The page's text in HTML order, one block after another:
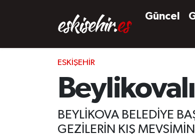
Güncel
ESKIŞEHIR
BEYLİKOVA BELEDİYE
GEZİLERİN KIŞ